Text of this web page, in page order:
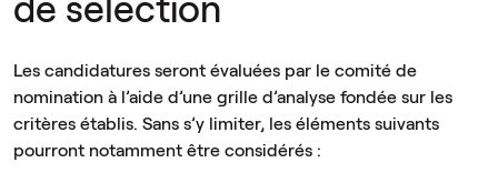
de sélection
Les candidatures seront évaluées par le comité de
nomination à l’aide d’une grille d’analyse fondée sur les
critères établis. Sans s’y limiter, les éléments suivants
pourront notamment être considérés :